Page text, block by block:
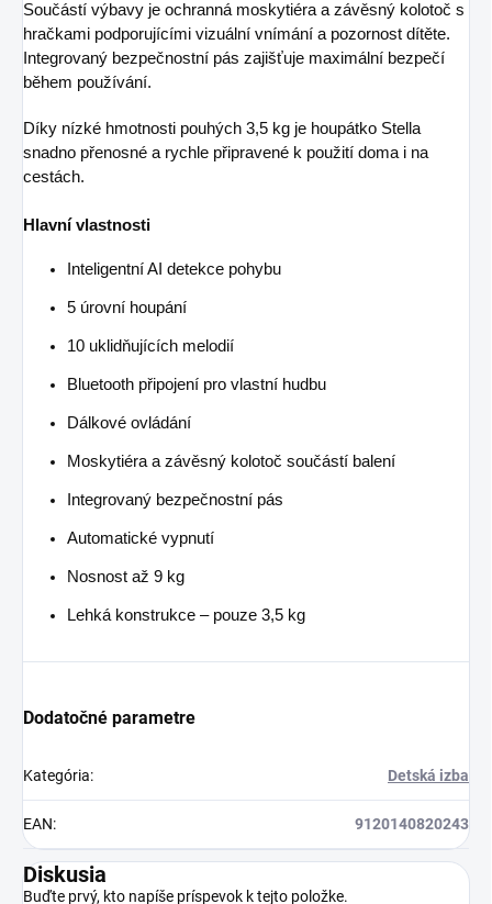
Součástí výbavy je ochranná moskytiéra a závěsný kolotoč s
hračkami podporujícími vizuální vnímání a pozornost dítěte.
Integrovaný bezpečnostní pás zajišťuje maximální bezpečí
během používání.
Díky nízké hmotnosti pouhých 3,5 kg je houpátko Stella
snadno přenosné a rychle připravené k použití doma i na
cestách.
Hlavní vlastnosti
Inteligentní AI detekce pohybu
5 úrovní houpání
10 uklidňujících melodií
Bluetooth připojení pro vlastní hudbu
Dálkové ovládání
Moskytiéra a závěsný kolotoč součástí balení
Integrovaný bezpečnostní pás
Automatické vypnutí
Nosnost až 9 kg
Lehká konstrukce – pouze 3,5 kg
Dodatočné parametre
Kategória: Detská izba
EAN: 9120140820243
Diskusia
Buďte prvý, kto napíše príspevok k tejto položke.